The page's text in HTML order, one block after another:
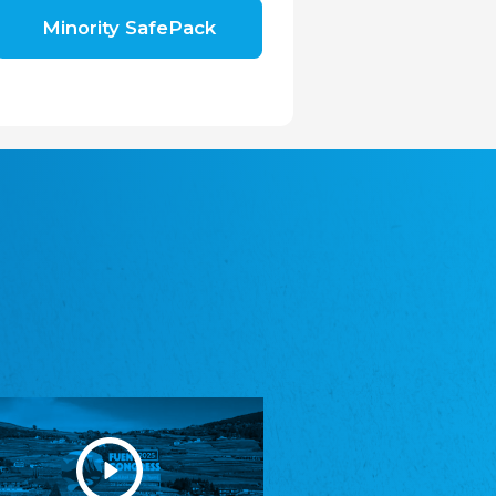
republice, z.s.
Landesversammlung der deutschen Vereine
Sydslesvigsk Forening e. V.
Südschleswigscher Verein
Youth of European Nationalities (YEN)
Jugend Europäischer Volksgruppen (JEV)
Minority SafePack